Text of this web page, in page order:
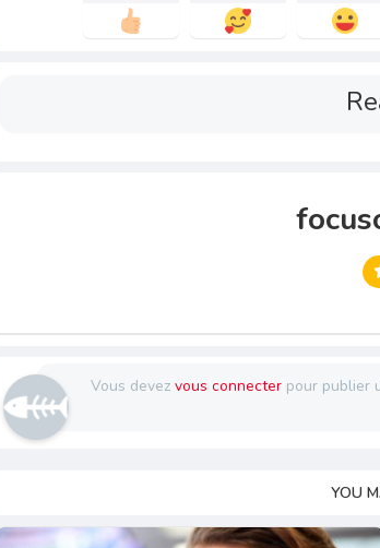
Vous devezvous connecter pour publier
YOU